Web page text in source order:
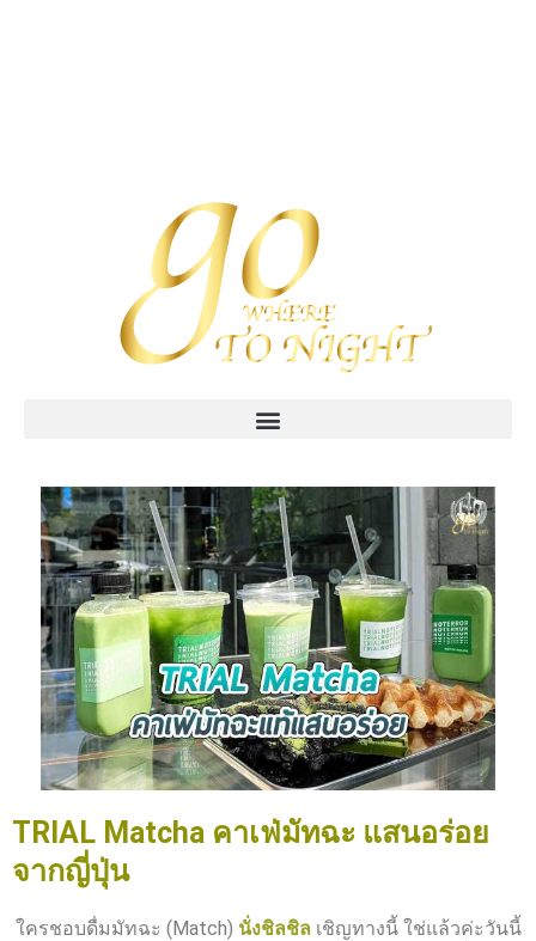
TRIAL Matcha คาเฟ่มัทฉะ แสนอร่อย
จากญี่ปุ่น
ใครชอบดื่มมัทฉะ (Match) นั่งชิลชิลเชิญทางนี้ ใช่แล้วค่ะวันนี้